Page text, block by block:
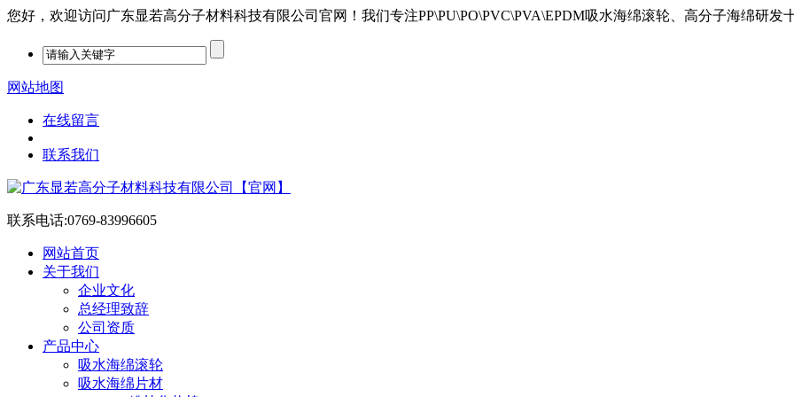
您好，欢迎访问广东显若高分子材料科技有限公司官网！我们专注PP\PU\PO\PVC\PVA\EPDM吸水海绵滚轮、高分子海绵研发
网站地图
在线留言
联系我们
联系电话:0769-83996605
网站首页
关于我们
企业文化
总经理致辞
公司资质
产品中心
吸水海绵滚轮
吸水海绵片材